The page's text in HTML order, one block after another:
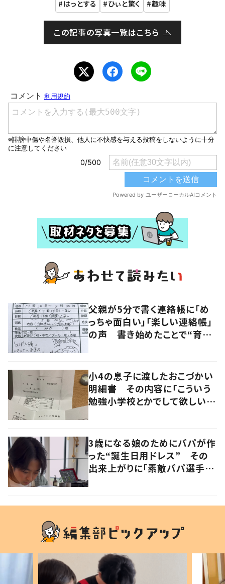
はっとする ひぃと驚く 趣味
この記事の写真一覧はこちら
父親が5分で書く連絡帳に「め
っちゃ面白い」「楽しい連絡帳」
の声 書き始めたことで“育児
小4の息子に渡したおこづかい
明細書 その内容に「こういう
勉強小学校とかでして欲しい」
3歳になる娘のためにパパが作
った“誕生日用ドレス” その
出来上がりに「素敵パパ選手権